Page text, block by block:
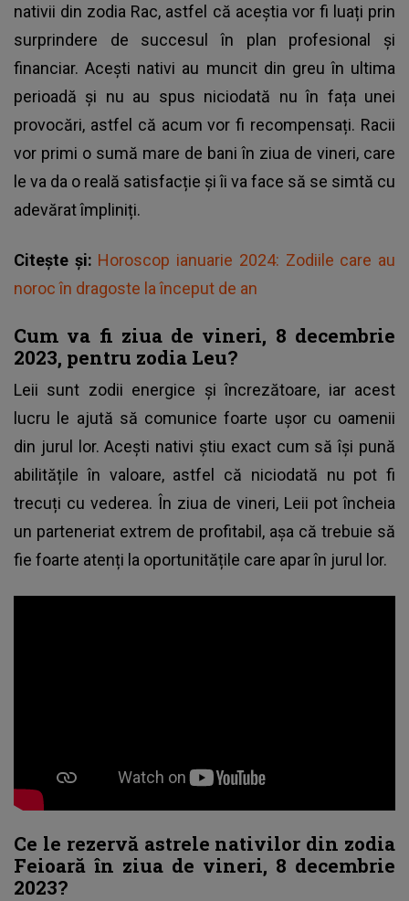
nativii din zodia Rac, astfel că aceștia vor fi luați prin
surprindere de succesul în plan profesional și
financiar. Acești nativi au muncit din greu în ultima
perioadă și nu au spus niciodată nu în fața unei
provocări, astfel că acum vor fi recompensați. Racii
vor primi o sumă mare de bani în ziua de vineri, care
le va da o reală satisfacție și îi va face să se simtă cu
adevărat împliniți.
Citește și: Horoscop ianuarie 2024: Zodiile care au
noroc în dragoste la început de an
Cum va fi ziua de vineri, 8 decembrie
2023, pentru zodia Leu?
Leii sunt zodii energice și încrezătoare, iar acest
lucru le ajută să comunice foarte ușor cu oamenii
din jurul lor. Acești nativi știu exact cum să își pună
abilitățile în valoare, astfel că niciodată nu pot fi
trecuți cu vederea. În ziua de vineri, Leii pot încheia
un parteneriat extrem de profitabil, așa că trebuie să
fie foarte atenți la oportunitățile care apar în jurul lor.
Ce le rezervă astrele nativilor din zodia
Feioară în ziua de vineri, 8 decembrie
2023?